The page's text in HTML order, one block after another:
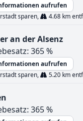
aufrufen
sparen,
4.68 km
an der Alsenz
365 %
aufrufen
sparen,
5.20 km
365 %